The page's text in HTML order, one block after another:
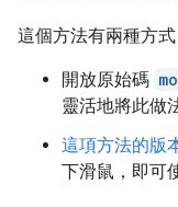
這個方法有兩種方式
開放原始碼
靈活地將此做
這項方法的版
下滑鼠，即可